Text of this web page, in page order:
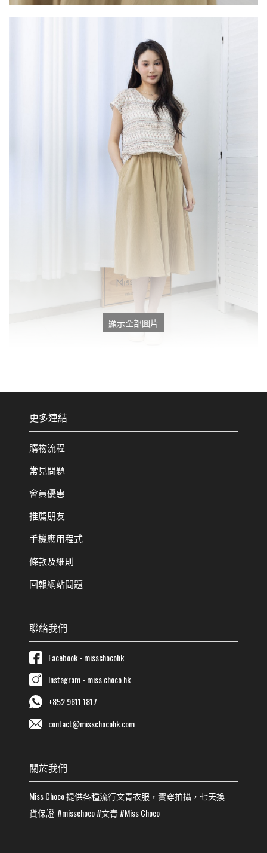
顯示全部圖片
更多連結
購物流程
常見問題
會員優惠
推薦朋友
手機應用程式
條款及細則
回報網站問題
聯絡我們
Facebook - misschocohk
Instagram - miss.choco.hk
+852 9611 1817
contact@misschocohk.com
關於我們
Miss Choco提供各種流行文青衣服，實穿拍攝，七天換
貨保證 #misschoco#文青#Miss Choco